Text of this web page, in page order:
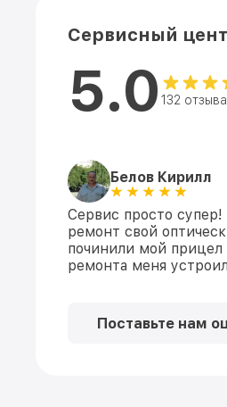
Сервисный
5.0 132
Белов Кирилл
Сервис просто
ремонт свой
починили мой
ремонта меня
Поставьте нам